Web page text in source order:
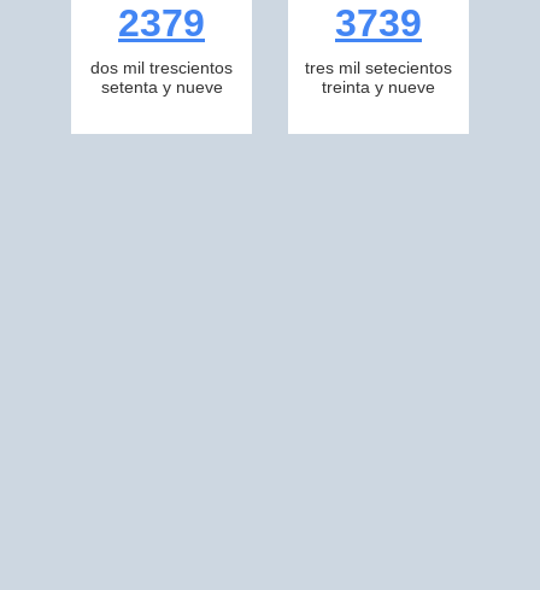
2379
dos mil trescientos
setenta y nueve
3739
tres mil setecientos
treinta y nueve